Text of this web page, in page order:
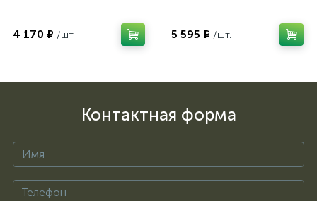
4 170 ₽ /шт. 5 595 ₽ /шт.
Контактная форма